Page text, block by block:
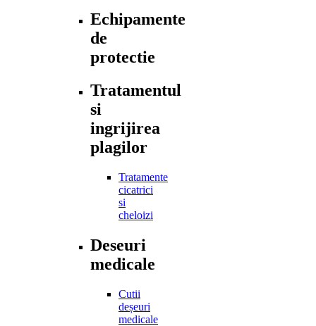
Echipamente
de
protectie
Tratamentul
si
ingrijirea
plagilor
Tratamente
cicatrici
si
cheloizi
Deseuri
medicale
Cutii
deșeuri
medicale